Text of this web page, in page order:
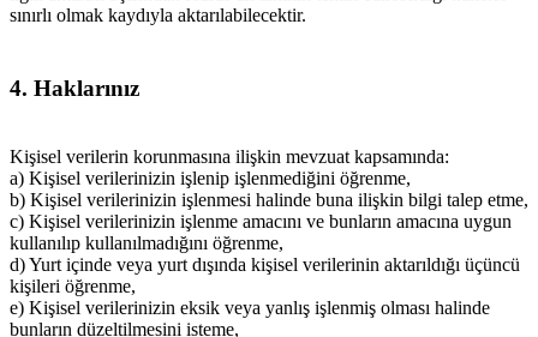
sınırlı olmak kaydıyla aktarılabilecektir.
4. Haklarınız
Kişisel verilerin korunmasına ilişkin mevzuat kapsamında:
a) Kişisel verilerinizin işlenip işlenmediğini öğrenme,
b) Kişisel verilerinizin işlenmesi halinde buna ilişkin bilgi talep etme,
c) Kişisel verilerinizin işlenme amacını ve bunların amacına uygun
kullanılıp kullanılmadığını öğrenme,
d) Yurt içinde veya yurt dışında kişisel verilerinin aktarıldığı üçüncü
kişileri öğrenme,
e) Kişisel verilerinizin eksik veya yanlış işlenmiş olması halinde
bunların düzeltilmesini isteme,